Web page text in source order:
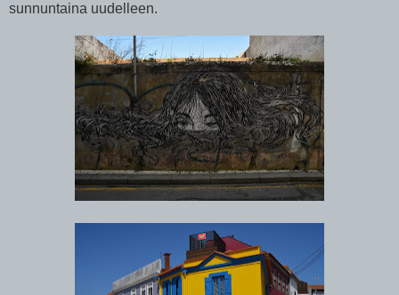
sunnuntaina uudelleen.